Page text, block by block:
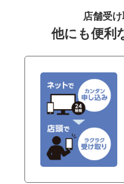
店舗受
他にも便利